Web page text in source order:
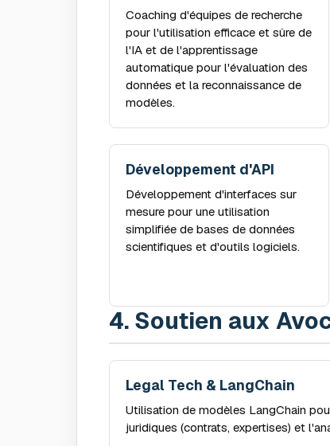
Coaching d'équipes de recherche
pour l'utilisation efficace et sûre de
l'IA et de l'apprentissage
automatique pour l'évaluation des
données et la reconnaissance de
modèles.
Développement d'API
Développement d'interfaces sur
mesure pour une utilisation
simplifiée de bases de données
scientifiques et d'outils logiciels.
4. Soutien aux
Legal Tech & LangChain
Utilisation de modèles LangChain
juridiques (contrats, expertises) et